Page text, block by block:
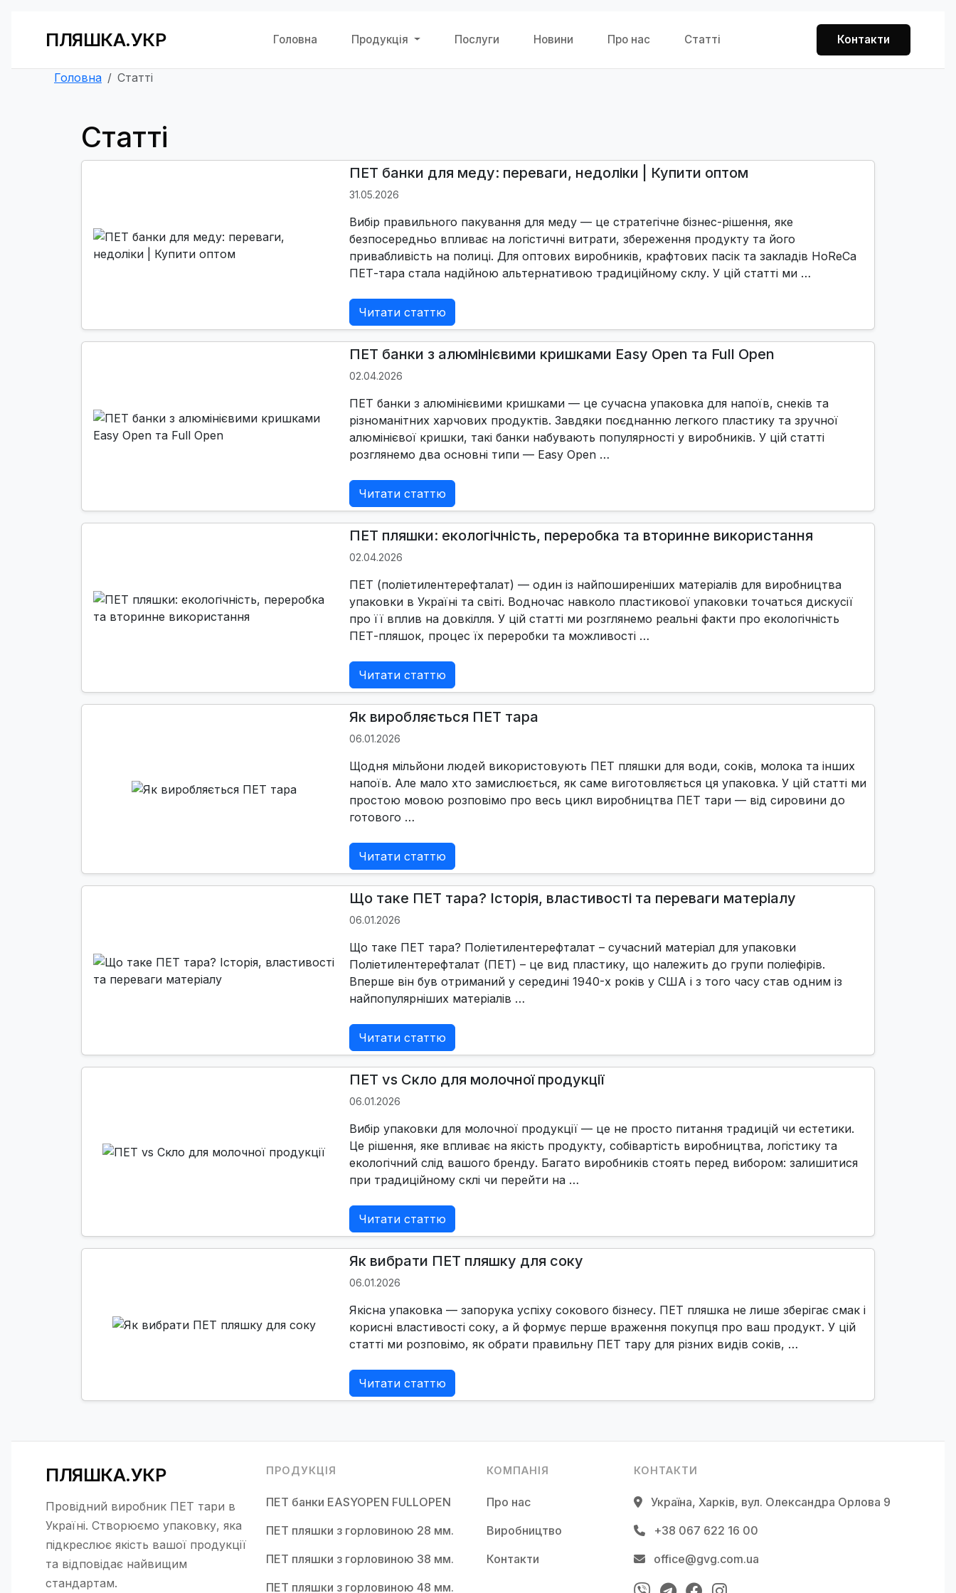
ПЛЯШКА.УКР Головна Продукція Послуги Новини Про нас Статті Контакти
Головна Статті
Статті
ПЕТ банки для меду: переваги, недоліки | Купити оптом
31.05.2026
Вибір правильного пакування для меду — це стратегічне бізнес-рішення, яке
безпосередньо впливає на логістичні витрати, збереження продукту та його
привабливість на полиці. Для оптових виробників, крафтових пасік та закладів HoReCa
ПЕТ-тара стала надійною альтернативою традиційному склу. У цій статті ми …
Читати статтю
ПЕТ банки з алюмінієвими кришками Easy Open та Full Open
02.04.2026
ПЕТ банки з алюмінієвими кришками — це сучасна упаковка для напоїв, снеків та
різноманітних харчових продуктів. Завдяки поєднанню легкого пластику та зручної
алюмінієвої кришки, такі банки набувають популярності у виробників. У цій статті
розглянемо два основні типи — Easy Open …
Читати статтю
ПЕТ пляшки: екологічність, переробка та вторинне використання
02.04.2026
ПЕТ (поліетилентерефталат) — один із найпоширеніших матеріалів для виробництва
упаковки в Україні та світі. Водночас навколо пластикової упаковки точаться дискусії
про її вплив на довкілля. У цій статті ми розглянемо реальні факти про екологічність
ПЕТ-пляшок, процес їх переробки та можливості …
Читати статтю
Як виробляється ПЕТ тара
06.01.2026
Щодня мільйони людей використовують ПЕТ пляшки для води, соків, молока та інших
напоїв. Але мало хто замислюється, як саме виготовляється ця упаковка. У цій статті ми
простою мовою розповімо про весь цикл виробництва ПЕТ тари — від сировини до
готового …
Читати статтю
Що таке ПЕТ тара? Історія, властивості та переваги матеріалу
06.01.2026
Що таке ПЕТ тара? Поліетилентерефталат – сучасний матеріал для упаковки
Поліетилентерефталат (ПЕТ) – це вид пластику, що належить до групи поліефірів.
Вперше він був отриманий у середині 1940-х років у США і з того часу став одним із
найпопулярніших матеріалів …
Читати статтю
ПЕТ vs Скло для молочної продукції
06.01.2026
Вибір упаковки для молочної продукції — це не просто питання традицій чи естетики.
Це рішення, яке впливає на якість продукту, собівартість виробництва, логістику та
екологічний слід вашого бренду. Багато виробників стоять перед вибором: залишитися
при традиційному склі чи перейти на …
Читати статтю
Як вибрати ПЕТ пляшку для соку
06.01.2026
Якісна упаковка — запорука успіху сокового бізнесу. ПЕТ пляшка не лише зберігає смак і
корисні властивості соку, а й формує перше враження покупця про ваш продукт. У цій
статті ми розповімо, як обрати правильну ПЕТ тару для різних видів соків, …
Читати статтю
ПЛЯШКА.УКР
Провідний виробник ПЕТ тари в
Україні. Створюємо упаковку, яка
підкреслює якість вашої продукції
та відповідає найвищим
стандартам.
ПРОДУКЦІЯ
ПЕТ банки EASYOPEN FULLOPEN
ПЕТ пляшки з горловиною 28 мм.
ПЕТ пляшки з горловиною 38 мм.
ПЕТ пляшки з горловиною 48 мм.
КОМПАНІЯ
Про нас
Виробництво
Контакти
КОНТАКТИ
Україна, Харків, вул. Олександра Орлова 9
+38 067 622 16 00
office@gvg.com.ua